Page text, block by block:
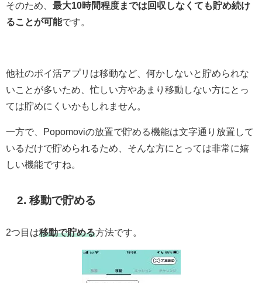
そのため、 最大10時間程度までは回収しなくても貯め続け
ることが可能です。
他社のポイ活アプリは移動など、何かしないと貯められな
いことが多いため、忙しい方やあまり移動しない方にとっ
ては貯めにくいかもしれません。
一方で、Popomoviの放置で貯める機能は文字通り放置して
いるだけで貯められるため、そんな方にとっては非常に嬉
しい機能ですね。
2. 移動で貯める
2つ目は移動で貯める方法です。